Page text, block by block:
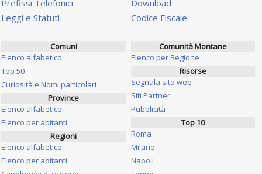
Prefissi Telefonici
Leggi e Statuti
Download
Codice Fiscale
Comuni
Elenco alfabetico
Top 50
Curiosità e Nomi particolari
Province
Elenco alfabetico
Elenco per abitanti
Regioni
Elenco alfabetico
Elenco per abitanti
Comunità Montane
Elenco per Regione
Risorse
Segnala sito web
Siti Partner
Pubblicità
Top 10
Roma
Milano
Napoli